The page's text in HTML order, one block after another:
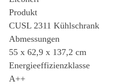
Produkt
CUSL 2311 Kühlschrank
Abmessungen
55 x 62,9 x 137,2 cm
Energieeffizienzklasse
A++